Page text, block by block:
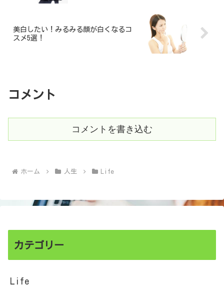
美白したい！みるみる顔が白くなるコ
スメ5選！
コメント
コメントを書き込む
ホーム 人生 Life
カテゴリー
Life